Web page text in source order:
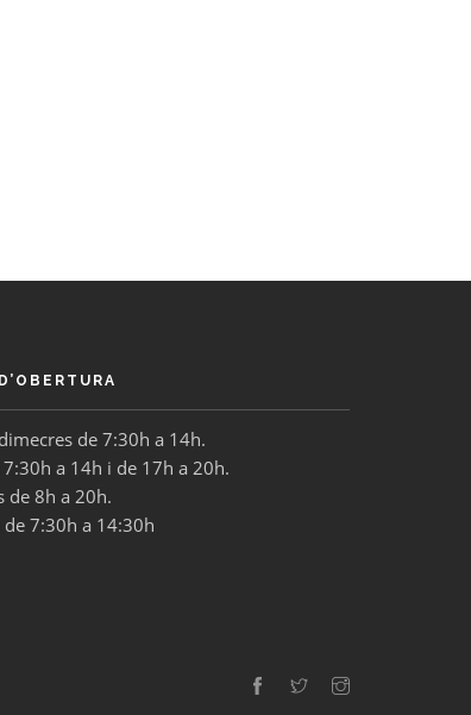
de 7:30h a 14h.
a 14h i de 17h a 20h.
de 8h a 20h.
de 7:30h a 14:30h